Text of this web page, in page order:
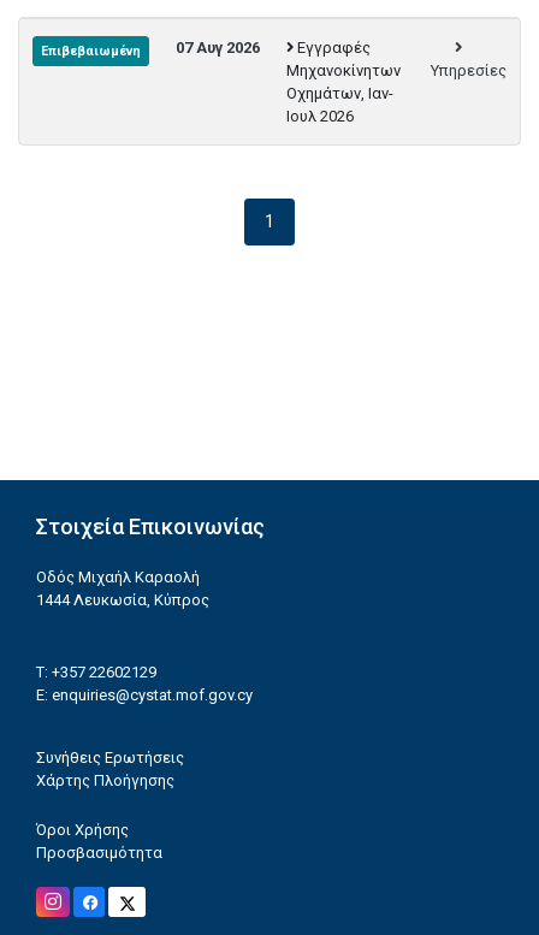
Επιβεβαιωμένη 07 Αυγ 2026
Εγγραφές
Μηχανοκίνητων
Οχημάτων, Ιαν-
Ιουλ 2026
Υπηρεσίες
1
Στοιχεία Επικοινωνίας
Οδός Μιχαήλ Καραολή
1444 Λευκωσία, Κύπρος
T: +357 22602129
E: enquiries@cystat.mof.gov.cy
Συνήθεις Ερωτήσεις
Χάρτης Πλοήγησης
Όροι Χρήσης
Προσβασιμότητα